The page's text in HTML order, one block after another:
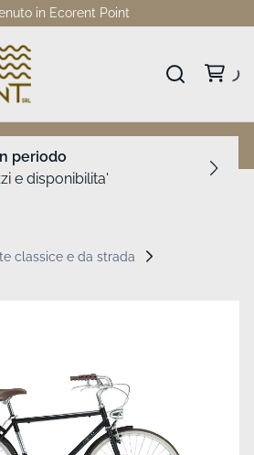
in Ecorent Point
classice e da strada